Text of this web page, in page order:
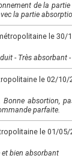
de la
la partie
le 30/
- Très absorbant
le 02/10/
Bonne absortion,
parfaite.
le 01/05/
bien absorbant